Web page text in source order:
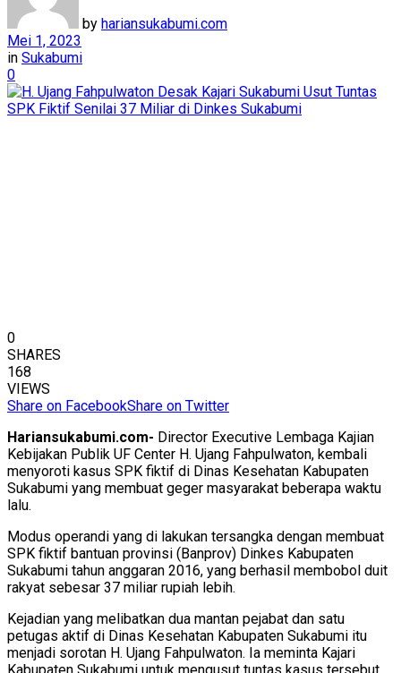
by hariansukabumi.com
Mei 1, 2023
in Sukabumi
0
0
SHARES
168
VIEWS
Share on FacebookShare on Twitter
Hariansukabumi.com- Director Executive Lembaga Kajian
Kebijakan Publik UF Center H. Ujang Fahpulwaton, kembali
menyoroti kasus SPK fiktif di Dinas Kesehatan Kabupaten
Sukabumi yang membuat geger masyarakat beberapa waktu
lalu.
Modus operandi yang di lakukan tersangka dengan membuat
SPK fiktif bantuan provinsi (Banprov) Dinkes Kabupaten
Sukabumi tahun anggaran 2016, yang berhasil membobol duit
rakyat sebesar 37 miliar rupiah lebih.
Kejadian yang melibatkan dua mantan pejabat dan satu
petugas aktif di Dinas Kesehatan Kabupaten Sukabumi itu
menjadi sorotan H. Ujang Fahpulwaton. Ia meminta Kajari